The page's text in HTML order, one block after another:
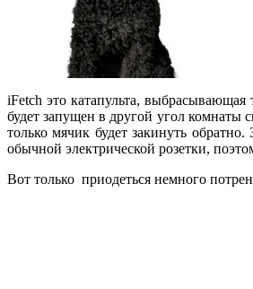
iFetch это катапульта,
будет запущен в другой угол комнаты
только мячик будет закинуть
обычной электрической розетки,
Вот только приодеться немного